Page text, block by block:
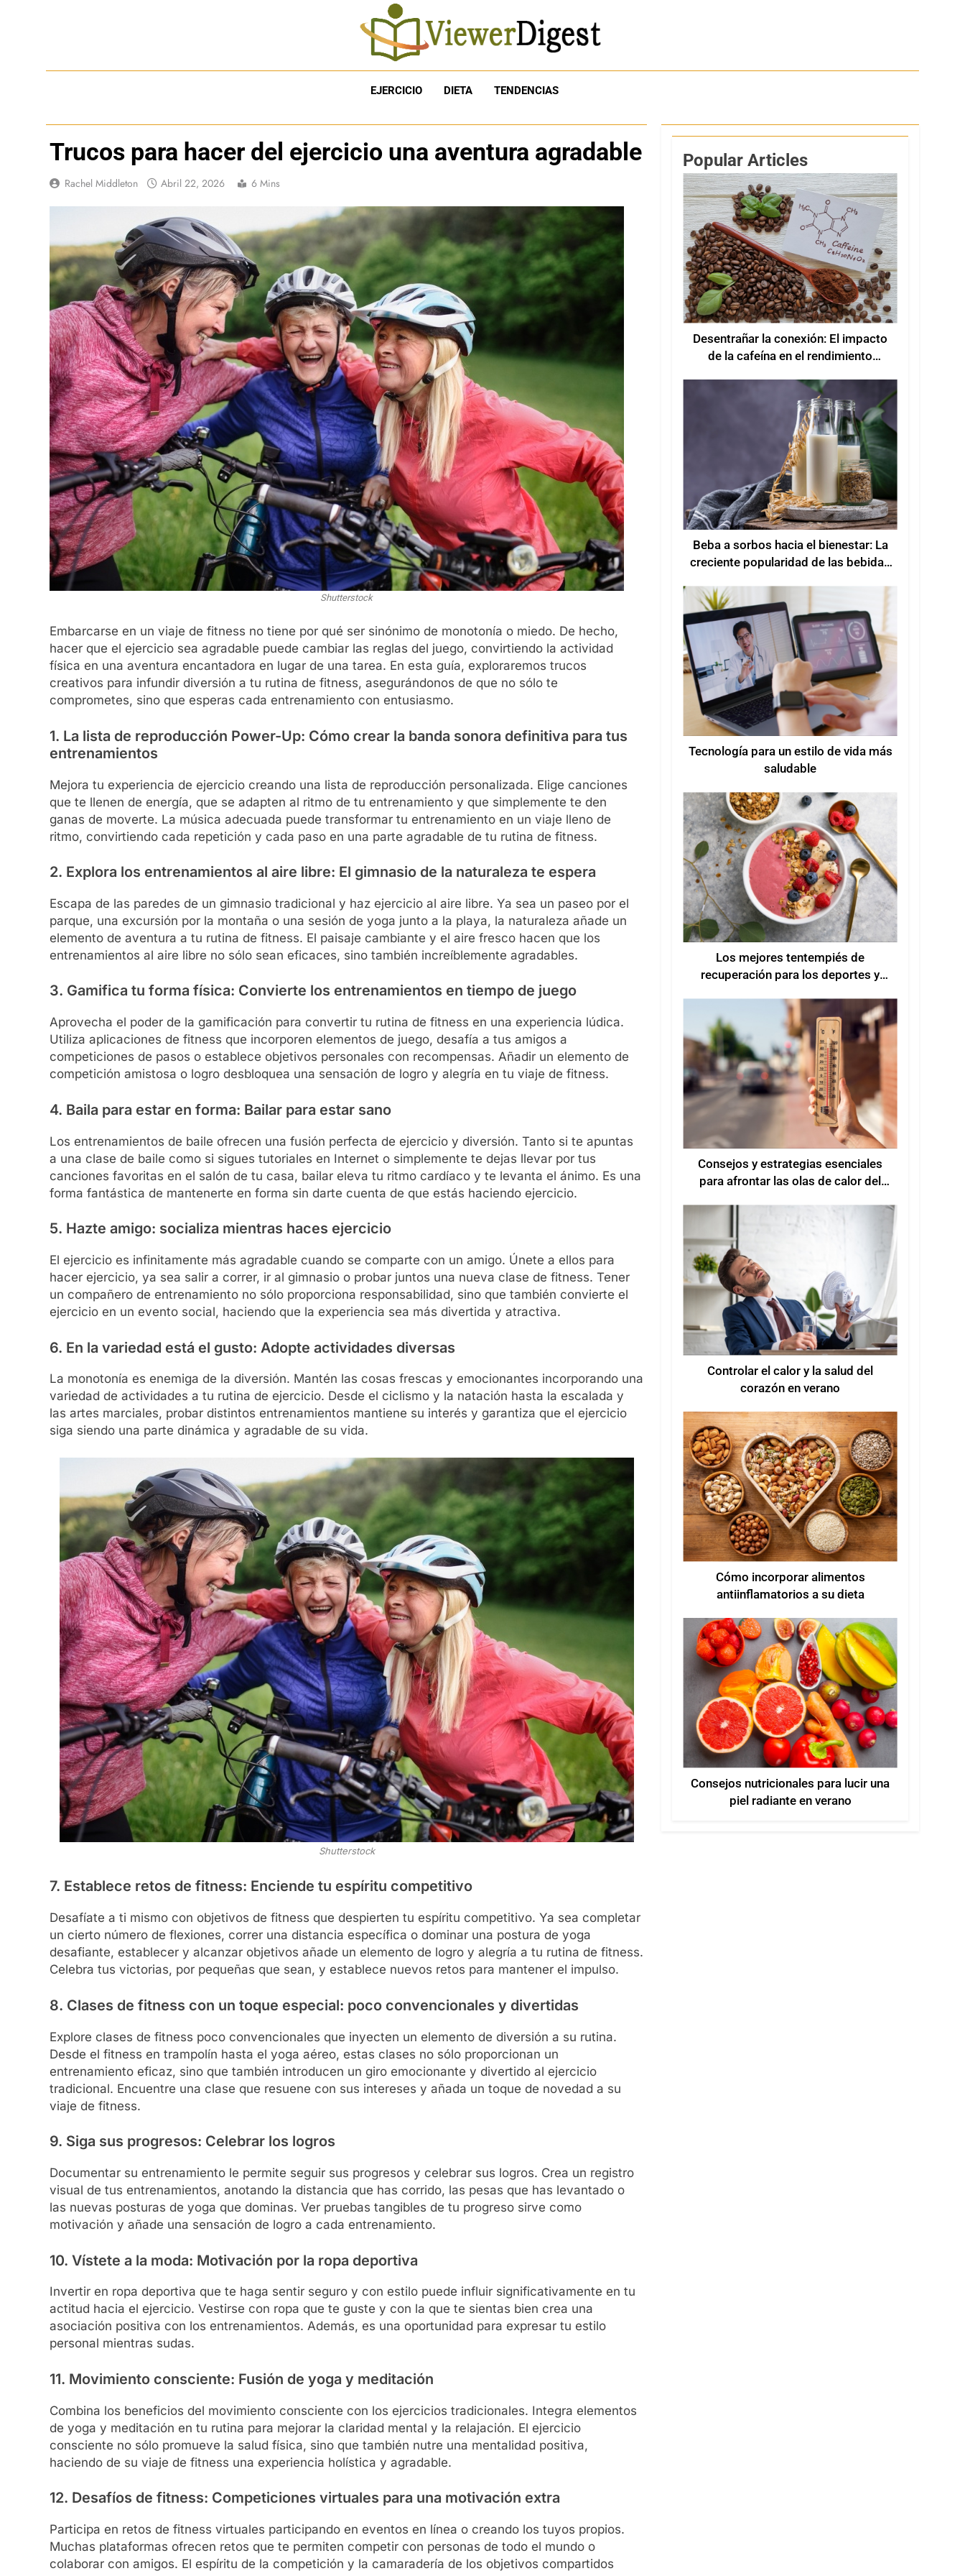
EJERCICIO DIETA TENDENCIAS
Trucos para hacer del ejercicio una aventura agradable
Rachel Middleton Abril 22, 2026 6 Mins
Shutterstock
Embarcarse en un viaje de fitness no tiene por qué ser sinónimo de monotonía o miedo. De hecho,
hacer que el ejercicio sea agradable puede cambiar las reglas del juego, convirtiendo la actividad
física en una aventura encantadora en lugar de una tarea. En esta guía, exploraremos trucos
creativos para infundir diversión a tu rutina de fitness, asegurándonos de que no sólo te
comprometes, sino que esperas cada entrenamiento con entusiasmo.
1. La lista de reproducción Power-Up: Cómo crear la banda sonora definitiva para tus
entrenamientos
Mejora tu experiencia de ejercicio creando una lista de reproducción personalizada. Elige canciones
que te llenen de energía, que se adapten al ritmo de tu entrenamiento y que simplemente te den
ganas de moverte. La música adecuada puede transformar tu entrenamiento en un viaje lleno de
ritmo, convirtiendo cada repetición y cada paso en una parte agradable de tu rutina de fitness.
2. Explora los entrenamientos al aire libre: El gimnasio de la naturaleza te espera
Escapa de las paredes de un gimnasio tradicional y haz ejercicio al aire libre. Ya sea un paseo por el
parque, una excursión por la montaña o una sesión de yoga junto a la playa, la naturaleza añade un
elemento de aventura a tu rutina de fitness. El paisaje cambiante y el aire fresco hacen que los
entrenamientos al aire libre no sólo sean eficaces, sino también increíblemente agradables.
3. Gamifica tu forma física: Convierte los entrenamientos en tiempo de juego
Aprovecha el poder de la gamificación para convertir tu rutina de fitness en una experiencia lúdica.
Utiliza aplicaciones de fitness que incorporen elementos de juego, desafía a tus amigos a
competiciones de pasos o establece objetivos personales con recompensas. Añadir un elemento de
competición amistosa o logro desbloquea una sensación de logro y alegría en tu viaje de fitness.
4. Baila para estar en forma: Bailar para estar sano
Los entrenamientos de baile ofrecen una fusión perfecta de ejercicio y diversión. Tanto si te apuntas
a una clase de baile como si sigues tutoriales en Internet o simplemente te dejas llevar por tus
canciones favoritas en el salón de tu casa, bailar eleva tu ritmo cardíaco y te levanta el ánimo. Es una
forma fantástica de mantenerte en forma sin darte cuenta de que estás haciendo ejercicio.
5. Hazte amigo: socializa mientras haces ejercicio
El ejercicio es infinitamente más agradable cuando se comparte con un amigo. Únete a ellos para
hacer ejercicio, ya sea salir a correr, ir al gimnasio o probar juntos una nueva clase de fitness. Tener
un compañero de entrenamiento no sólo proporciona responsabilidad, sino que también convierte el
ejercicio en un evento social, haciendo que la experiencia sea más divertida y atractiva.
6. En la variedad está el gusto: Adopte actividades diversas
La monotonía es enemiga de la diversión. Mantén las cosas frescas y emocionantes incorporando una
variedad de actividades a tu rutina de ejercicio. Desde el ciclismo y la natación hasta la escalada y
las artes marciales, probar distintos entrenamientos mantiene su interés y garantiza que el ejercicio
siga siendo una parte dinámica y agradable de su vida.
Shutterstock
7. Establece retos de fitness: Enciende tu espíritu competitivo
Desafíate a ti mismo con objetivos de fitness que despierten tu espíritu competitivo. Ya sea completar
un cierto número de flexiones, correr una distancia específica o dominar una postura de yoga
desafiante, establecer y alcanzar objetivos añade un elemento de logro y alegría a tu rutina de fitness.
Celebra tus victorias, por pequeñas que sean, y establece nuevos retos para mantener el impulso.
8. Clases de fitness con un toque especial: poco convencionales y divertidas
Explore clases de fitness poco convencionales que inyecten un elemento de diversión a su rutina.
Desde el fitness en trampolín hasta el yoga aéreo, estas clases no sólo proporcionan un
entrenamiento eficaz, sino que también introducen un giro emocionante y divertido al ejercicio
tradicional. Encuentre una clase que resuene con sus intereses y añada un toque de novedad a su
viaje de fitness.
9. Siga sus progresos: Celebrar los logros
Documentar su entrenamiento le permite seguir sus progresos y celebrar sus logros. Crea un registro
visual de tus entrenamientos, anotando la distancia que has corrido, las pesas que has levantado o
las nuevas posturas de yoga que dominas. Ver pruebas tangibles de tu progreso sirve como
motivación y añade una sensación de logro a cada entrenamiento.
10. Vístete a la moda: Motivación por la ropa deportiva
Invertir en ropa deportiva que te haga sentir seguro y con estilo puede influir significativamente en tu
actitud hacia el ejercicio. Vestirse con ropa que te guste y con la que te sientas bien crea una
asociación positiva con los entrenamientos. Además, es una oportunidad para expresar tu estilo
personal mientras sudas.
11. Movimiento consciente: Fusión de yoga y meditación
Combina los beneficios del movimiento consciente con los ejercicios tradicionales. Integra elementos
de yoga y meditación en tu rutina para mejorar la claridad mental y la relajación. El ejercicio
consciente no sólo promueve la salud física, sino que también nutre una mentalidad positiva,
haciendo de su viaje de fitness una experiencia holística y agradable.
12. Desafíos de fitness: Competiciones virtuales para una motivación extra
Participa en retos de fitness virtuales participando en eventos en línea o creando los tuyos propios.
Muchas plataformas ofrecen retos que te permiten competir con personas de todo el mundo o
colaborar con amigos. El espíritu de la competición y la camaradería de los objetivos compartidos
Popular Articles
Desentrañar la conexión: El impacto
de la cafeína en el rendimiento
Beba a sorbos hacia el bienestar: La
creciente popularidad de las bebidas
Tecnología para un estilo de vida más
saludable
Los mejores tentempiés de
recuperación para los deportes y
Consejos y estrategias esenciales
para afrontar las olas de calor del
Controlar el calor y la salud del
corazón en verano
Cómo incorporar alimentos
antiinflamatorios a su dieta
Consejos nutricionales para lucir una
piel radiante en verano